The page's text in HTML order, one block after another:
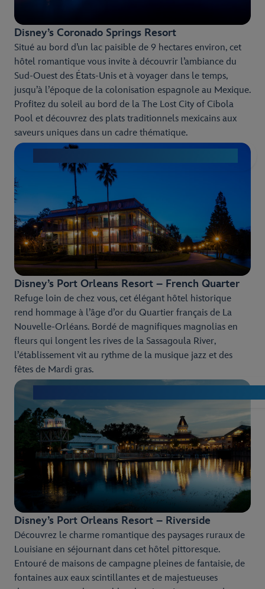
Disney’s Coronado Springs Resort
Situé au bord d’un lac paisible de 9 hectares environ, cet
hôtel romantique vous invite à découvrir l’ambiance du
Sud-Ouest des États-Unis et à voyager dans le temps,
jusqu’à l’époque de la colonisation espagnole au Mexique.
Profitez du soleil au bord de la The Lost City of Cibola
Pool et découvrez des plats traditionnels mexicains aux
saveurs uniques dans un cadre thématique.
Disney’s Port Orleans Resort – French Quarter
Refuge loin de chez vous, cet élégant hôtel historique
rend hommage à l’âge d’or du Quartier français de La
Nouvelle-Orléans. Bordé de magnifiques magnolias en
fleurs qui longent les rives de la Sassagoula River,
l’établissement vit au rythme de la musique jazz et des
fêtes de Mardi gras.
Disney’s Port Orleans Resort – Riverside
Découvrez le charme romantique des paysages ruraux de
Louisiane en séjournant dans cet hôtel pittoresque.
Entouré de maisons de campagne pleines de fantaisie, de
fontaines aux eaux scintillantes et de majestueuses